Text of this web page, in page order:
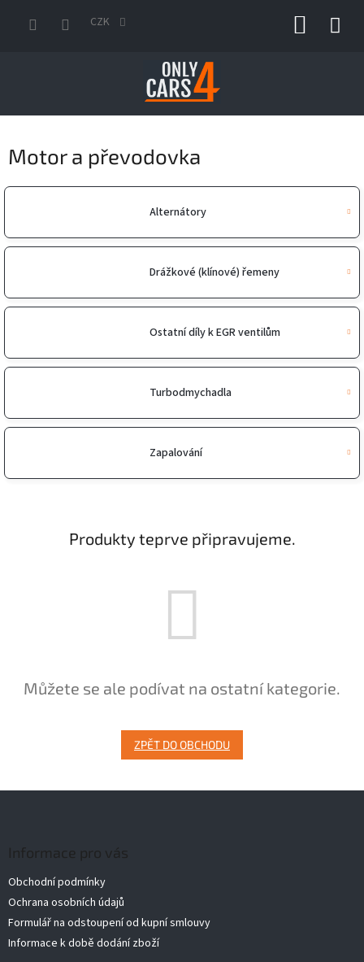
CZK
Motor a převodovka
Alternátory
Drážkové (klínové) řemeny
Ostatní díly k EGR ventilům
Turbodmychadla
Zapalování
Produkty teprve připravujeme.
Můžete se ale podívat na ostatní kategorie.
ZPĚT DO OBCHODU
Informace pro vás
Obchodní podmínky
Ochrana osobních údajů
Formulář na odstoupení od kupní smlouvy
Informace k době dodání zboží